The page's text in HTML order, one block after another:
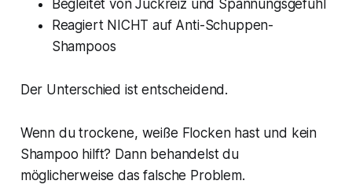
Begleitet von Juckreiz und Spannungsgefühl
Reagiert NICHT auf Anti-Schuppen-
Shampoos
Der Unterschied ist entscheidend.
Wenn du trockene, weiße Flocken hast und kein
Shampoo hilft? Dann behandelst du
möglicherweise das falsche Problem.